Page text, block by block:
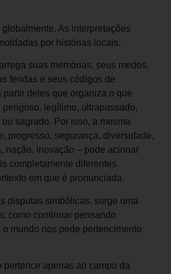
As interpretações
por histórias locais.
suas memórias, seus medos,
feridas e seus códigos de
partir deles que organiza o que
legítimo, ultrapassado,
sagrado. Por isso, a mesma
progresso, segurança, diversidade,
nação, inovação – pode acionar
completamente diferentes
em que é pronunciada.
disputas simbólicas, surge uma
como continuar pensando
o mundo nos pede pertencimento
pertence apenas ao campo da